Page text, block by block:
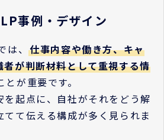
事例・デザイン
は、仕事内容や働き方、キャ
者が判断材料として重視する情
とが重要です。
起点に、自社がそれをどう解
て伝える構成が多く見られま